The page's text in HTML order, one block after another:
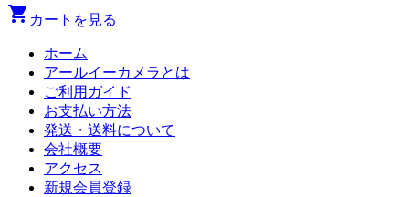
shopping_cart カートを見る
ホーム
アールイーカメラとは
ご利用ガイド
お支払い方法
発送・送料について
会社概要
アクセス
新規会員登録